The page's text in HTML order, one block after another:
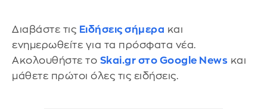
Διαβάστε τις Ειδήσεις σήμερα και
ενημερωθείτε για τα πρόσφατα νέα.
Ακολουθήστε το Skai.gr στο Google News και
μάθετε πρώτοι όλες τις ειδήσεις.